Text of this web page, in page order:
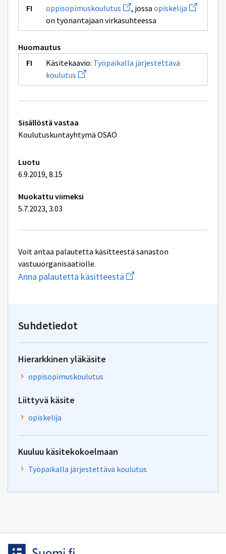
oppisopimuskoulutus Avaa
uuden
ikkunan
sivulle
, jossa opiskelija Avaa
uuden
sivulle
on työnantajaan virkasuhteessa
Huomautus
Käsitekaavio: Työpaikalla järjestettävä
koulutus Avaa
uuden
ikkunan
koulutus
Tekniset
lisätiedot
Sisällöstä vastaa
Koulutuskuntayhtymä OSAO
Luotu
6.9.2019, 8.15
Muokattu viimeksi
5.7.2023, 3.03
Voit antaa palautetta käsitteestä sanaston
vastuuorganisaatiolle.
Anna palautetta käsitteestä Aloita
uuden
Suhdetiedot
Hierarkkinen yläkäsite
oppisopimuskoulutus
Liittyvä käsite
opiskelija
Kuuluu käsitekokoelmaan
Työpaikalla järjestettävä koulutus